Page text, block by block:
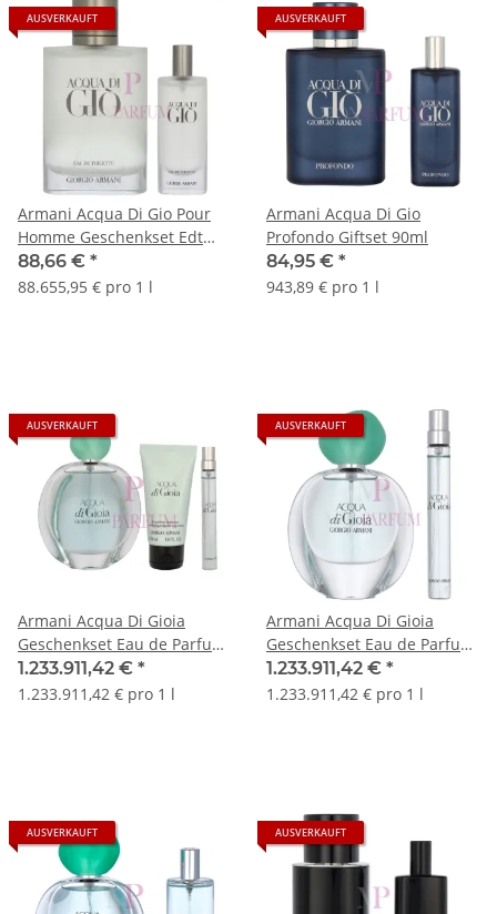
AUSVERKAUFT
Armani Acqua Di Gio Pour
Homme Geschenkset Edt
Refill 100ml/Eau de Toilette
15ml
88,66 € *
88.655,95 € pro 1 l
AUSVERKAUFT
Armani Acqua Di Gio
Profondo Giftset 90ml
84,95 € *
943,89 € pro 1 l
AUSVERKAUFT
Armani Acqua Di Gioia
Geschenkset Eau de Parfum
100ml/Eau de Parfum
10ml/Body Lotion 50ml
1.233.911,42 € *
1.233.911,42 € pro 1 l
AUSVERKAUFT
Armani Acqua Di Gioia
Geschenkset Eau de Parfum
30ml/Eau de Parfum 10ml
1.233.911,42 € *
1.233.911,42 € pro 1 l
AUSVERKAUFT AUSVERKAUFT